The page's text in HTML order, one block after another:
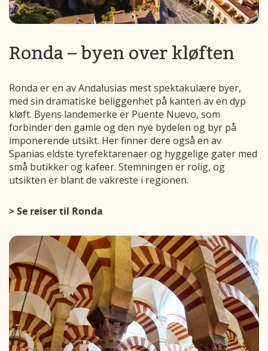
Ronda – byen over kløften
Ronda er en av Andalusias mest spektakulære byer,
med sin dramatiske beliggenhet på kanten av en dyp
kløft. Byens landemerke er Puente Nuevo, som
forbinder den gamle og den nye bydelen og byr på
imponerende utsikt. Her finner dere også en av
Spanias eldste tyrefektarenaer og hyggelige gater med
små butikker og kafeer. Stemningen er rolig, og
utsikten er blant de vakreste i regionen.
> Se reiser til Ronda